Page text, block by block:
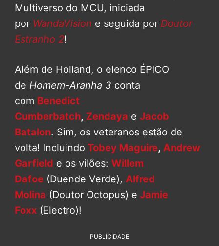
Multiverso do MCU, iniciada
por WandaVision e seguida por Doutor
Estranho 2!
Além de Holland, o elenco ÉPICO
de Homem-Aranha 3 conta
com Benedict
Cumberbatch, Zendaya e Jacob
Batalon. Sim, os veteranos estão de
volta! Incluindo Tobey Maguire, Andrew
Garfield e os vilões: Willem
Dafoe (Duende Verde), Alfred
Molina (Doutor Octopus) e Jamie
Foxx (Electro)!
PUBLICIDADE